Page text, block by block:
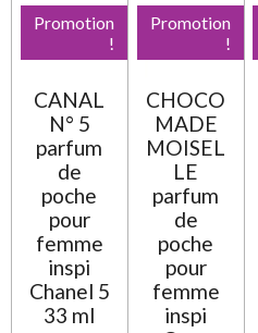
Promotion
!
CANAL
N° 5
parfum
de
poche
pour
femme
inspi
Chanel 5
33 ml
Promotion
!
CHOCO
MADE
MOISEL
LE
parfum
de
poche
pour
femme
inspi